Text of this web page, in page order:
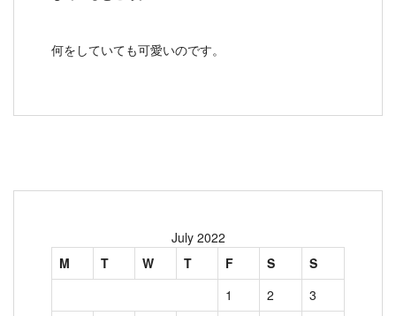
何をしていても可愛いのです。
July 2022
M
T W T F S
S
1
2
3